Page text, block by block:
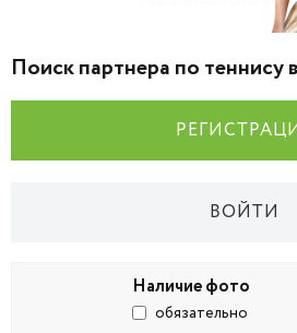
Поиск партнера по теннису
ВОЙТИ
Наличие фото
обязательно